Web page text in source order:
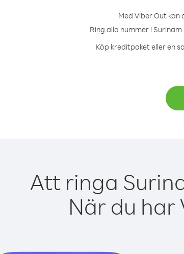
Med Viber Out
Ring alla nummer i
Köp kreditpaket eller en
Att ringa
När du har